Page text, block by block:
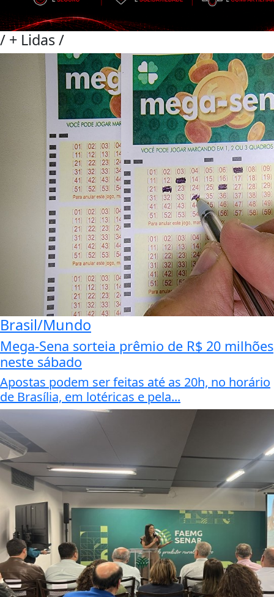
/ + Lidas/
Brasil/Mundo
Mega-Sena sorteia prêmio de R$ 20 milhões
neste sábado
Apostas podem ser feitas até as 20h, no horário
de Brasília, em lotéricas e pela...